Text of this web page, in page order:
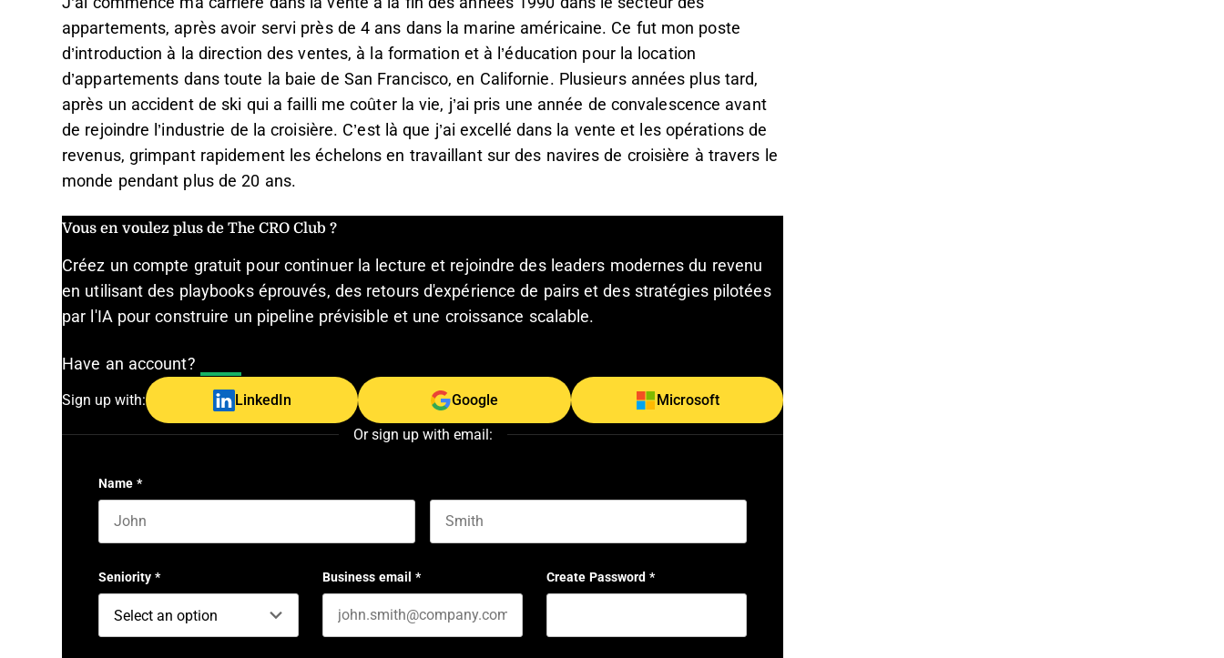
appartements, après avoir servi près de 4 ans dans la marine américaine. Ce fut mon poste
d’introduction à la direction des ventes, à la formation et à l’éducation pour la location
d’appartements dans toute la baie de San Francisco, en Californie. Plusieurs années plus tard,
après un accident de ski qui a failli me coûter la vie, j’ai pris une année de convalescence avant
de rejoindre l’industrie de la croisière. C’est là que j’ai excellé dans la vente et les opérations de
revenus, grimpant rapidement les échelons en travaillant sur des navires de croisière à travers le
monde pendant plus de 20 ans.
Vous en voulez plus de The CRO Club ?
Créez un compte gratuit pour continuer la lecture et rejoindre des leaders modernes du revenu
en utilisant des playbooks éprouvés, des retours d'expérience de pairs et des stratégies pilotées
par l'IA pour construire un pipeline prévisible et une croissance scalable.
Have an account?
Sign up with: LinkedIn Google Microsoft
Or sign up with email:
Name *
Seniority * Business email * Create Password *